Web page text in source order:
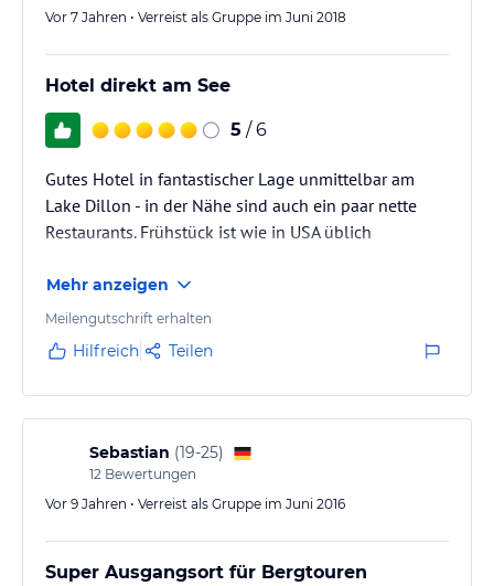
Vor 7 Jahren • Verreist als Gruppe im Juni 2018
Hotel direkt am See
5 / 6
Gutes Hotel in fantastischer Lage unmittelbar am
Lake Dillon - in der Nähe sind auch ein paar nette
Restaurants. Frühstück ist wie in USA üblich
Mehr anzeigen
Meilengutschrift erhalten
Hilfreich Teilen
Sebastian (19-25)
12 Bewertungen
Vor 9 Jahren • Verreist als Gruppe im Juni 2016
Super Ausgangsort für Bergtouren